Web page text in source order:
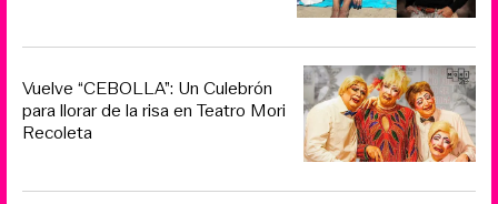
Vuelve “CEBOLLA”: Un Culebrón
para llorar de la risa en Teatro Mori
Recoleta